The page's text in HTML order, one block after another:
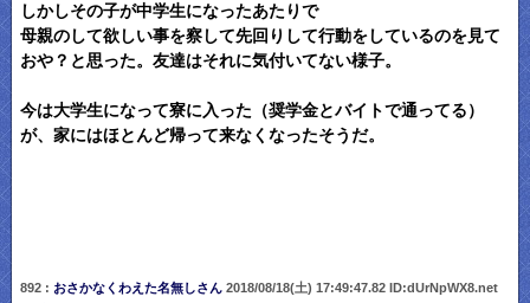
しかしその子が中学生になったあたりで
母親のして欲しい事を察して先回りして行動をしているのを見て
おや？と思った。友達はそれに気付いてない様子。
今は大学生になって寮に入った（奨学金とバイトで通ってる）
が、家にはほとんど帰って来なくなったそうだ。
892 : おさかなくわえた名無しさん2018/08/18(土) 17:49:47.82 ID:dUrNpWX8.net